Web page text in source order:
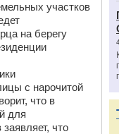
участков
на берегу
с нарочитой
что в
для
что